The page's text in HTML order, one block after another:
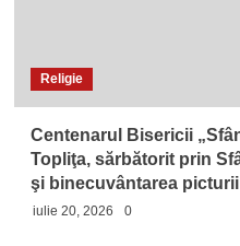
Religie
Centenarul Bisericii
Topliţa, sărbătorit prin
şi binecuvântarea
iulie 20, 2026 0